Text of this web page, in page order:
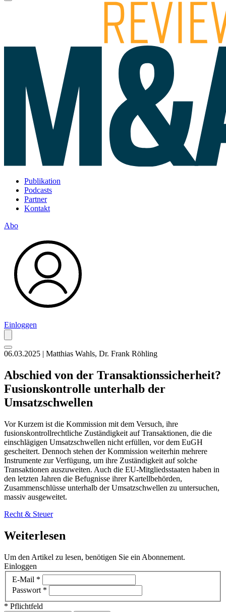
Publikation
Podcasts
Partner
Kontakt
Abo
Einloggen
06.03.2025 | Matthias Wahls, Dr. Frank Röhling
Abschied von der Transaktionssicherheit?
Fusionskontrolle unterhalb der
Umsatzschwellen
Vor Kurzem ist die Kommission mit dem Versuch, ihre
fusionskontrollrechtliche Zuständigkeit auf Transaktionen, die die
einschlägigen Umsatzschwellen nicht erfüllen, vor dem EuGH
gescheitert. Dennoch stehen der Kommission weiterhin mehrere
Instrumente zur Verfügung, um ihre Zuständigkeit auf solche
Transaktionen auszuweiten. Auch die EU-Mitgliedsstaaten haben in
den letzten Jahren die Befugnisse ihrer Kartellbehörden,
Zusammenschlüsse unterhalb der Umsatzschwellen zu untersuchen,
massiv ausgeweitet.
Recht & Steuer
Weiterlesen
Um den Artikel zu lesen, benötigen Sie ein Abonnement.
Einloggen
E-Mail *
Passwort *
* Pflichtfeld